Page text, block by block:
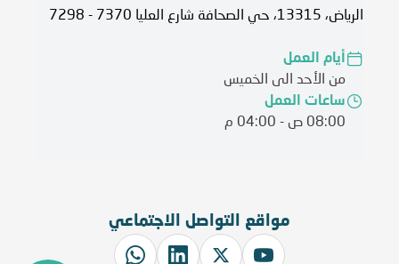
الرياض، 13315، حي الصحافة شارع العليا 7370 - 7298
أيام العمل
من الأحد الى الخميس
ساعات العمل
08:00 ص - 04:00 م
مواقع التواصل الاجتماعي